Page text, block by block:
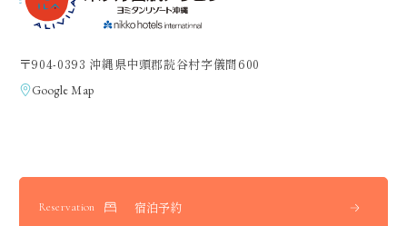
〒904-0393 沖縄県中頭郡読谷村字儀間600
Google Map
Reservation 宿泊予約